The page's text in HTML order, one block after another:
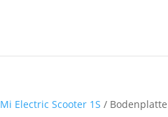
Mi Electric Scooter 1S / Bodenplatte